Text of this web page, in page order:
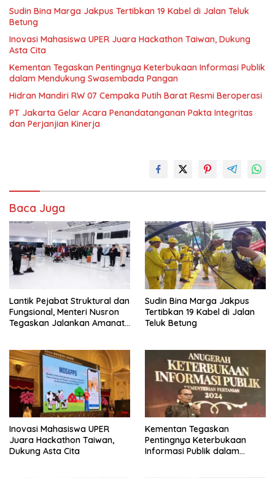
Sudin Bina Marga Jakpus Tertibkan 19 Kabel di Jalan Teluk
Betung
Inovasi Mahasiswa UPER Juara Hackathon Taiwan, Dukung
Asta Cita
Kementan Tegaskan Pentingnya Keterbukaan Informasi Publik
dalam Mendukung Swasembada Pangan
Hidran Mandiri RW 07 Cempaka Putih Barat Resmi Beroperasi
PT Jakarta Gelar Acara Penandatanganan Pakta Integritas
dan Perjanjian Kinerja
Baca Juga
Lantik Pejabat Struktural dan
Fungsional, Menteri Nusron
Tegaskan Jalankan Amanat
Sudin Bina Marga Jakpus
Tertibkan 19 Kabel di Jalan
Teluk Betung
Inovasi Mahasiswa UPER
Juara Hackathon Taiwan,
Dukung Asta Cita
Kementan Tegaskan
Pentingnya Keterbukaan
Informasi Publik dalam